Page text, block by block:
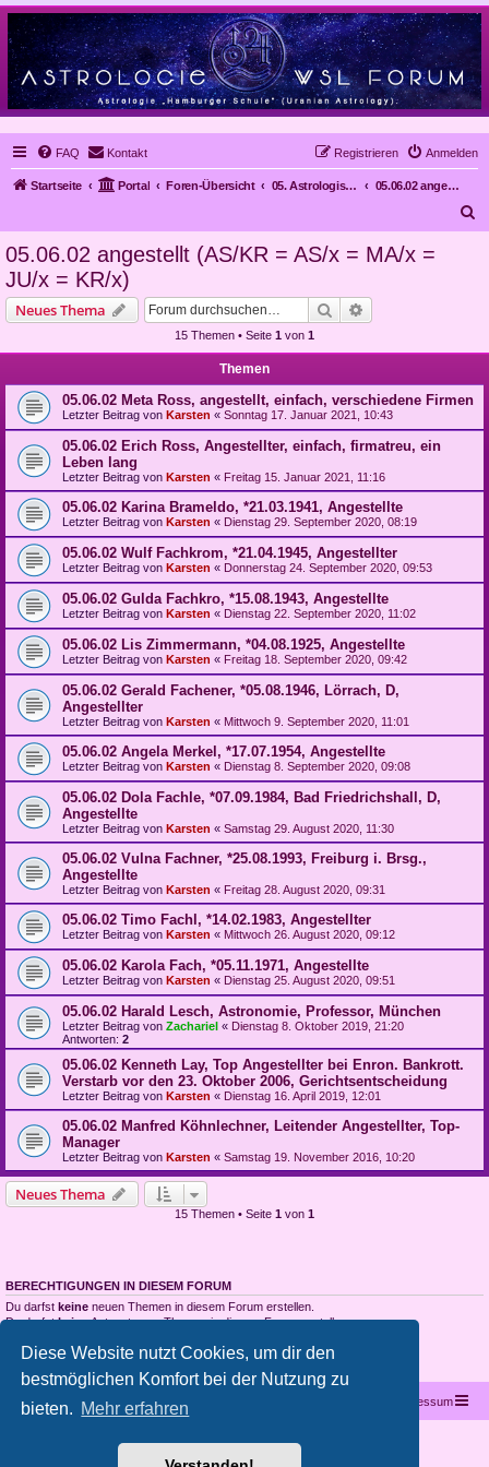
Diese Website nutzt Cookies, um dir den
bestmöglichen Komfort bei der Nutzung zu
bieten. Mehr erfahren
FAQ Kontakt Anmelden
Registrieren
Startseite Portal Foren-Übersicht 05. Astrologische Gutachten
05.06.02 angestellt (AS/KR = AS/x = MA/x = JU/x = KR/x)
05.06.02 angestellt (AS/KR = AS/x = MA/x =
JU/x = KR/x)
Neues Thema Suche
15 Themen • Seite 1 von 1
Themen
05.06.02 Meta Ross, angestellt, einfach, verschiedene Firmen
Letzter Beitrag von Karsten « Sonntag 17. Januar 2021, 10:43
05.06.02 Erich Ross, Angestellter, einfach, firmatreu, ein
Leben lang
Letzter Beitrag von Karsten « Freitag 15. Januar 2021, 11:16
05.06.02 Karina Brameldo, *21.03.1941, Angestellte
Letzter Beitrag von Karsten « Dienstag 29. September 2020, 08:19
05.06.02 Wulf Fachkrom, *21.04.1945, Angestellter
Letzter Beitrag von Karsten « Donnerstag 24. September 2020, 09:53
05.06.02 Gulda Fachkro, *15.08.1943, Angestellte
Letzter Beitrag von Karsten « Dienstag 22. September 2020, 11:02
05.06.02 Lis Zimmermann, *04.08.1925, Angestellte
Letzter Beitrag von Karsten « Freitag 18. September 2020, 09:42
05.06.02 Gerald Fachener, *05.08.1946, Lörrach, D,
Angestellter
Letzter Beitrag von Karsten « Mittwoch 9. September 2020, 11:01
05.06.02 Angela Merkel, *17.07.1954, Angestellte
Letzter Beitrag von Karsten « Dienstag 8. September 2020, 09:08
05.06.02 Dola Fachle, *07.09.1984, Bad Friedrichshall, D,
Angestellte
Letzter Beitrag von Karsten « Samstag 29. August 2020, 11:30
05.06.02 Vulna Fachner, *25.08.1993, Freiburg i. Brsg.,
Angestellte
Letzter Beitrag von Karsten « Freitag 28. August 2020, 09:31
05.06.02 Timo Fachl, *14.02.1983, Angestellter
Letzter Beitrag von Karsten « Mittwoch 26. August 2020, 09:12
05.06.02 Karola Fach, *05.11.1971, Angestellte
Letzter Beitrag von Karsten « Dienstag 25. August 2020, 09:51
05.06.02 Harald Lesch, Astronomie, Professor, München
Letzter Beitrag von Zachariel « Dienstag 8. Oktober 2019, 21:20
Antworten: 2
05.06.02 Kenneth Lay, Top Angestellter bei Enron. Bankrott.
Verstarb vor den 23. Oktober 2006, Gerichtsentscheidung
Letzter Beitrag von Karsten « Dienstag 16. April 2019, 12:01
05.06.02 Manfred Köhnlechner, Leitender Angestellter, Top-
Manager
Letzter Beitrag von Karsten « Samstag 19. November 2016, 10:20
Neues Thema
15 Themen • Seite 1 von 1
BERECHTIGUNGEN IN DIESEM FORUM
Du darfst keine neuen Themen in diesem Forum erstellen.
Du darfstkeineAntworten zu Themen in diesem Forum erstellen.
Du darfst deine Beiträge in diesem Forumnicht löschen.
Startseite Portal Impressum
Powered byphpBB® Forum Software © phpBB Limited